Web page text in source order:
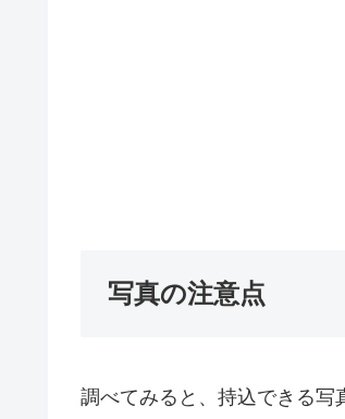
写真の注意点
調べてみると、持込できる写